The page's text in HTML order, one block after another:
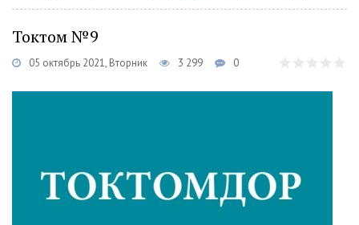
Токтом №9
05 октябрь 2021, Вторник 3 299 0